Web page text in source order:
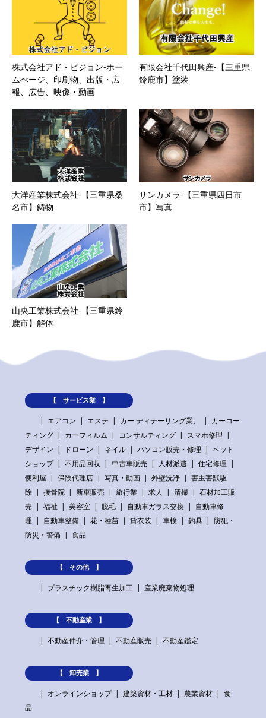
株式会社アド・ビジョン-ホー
ムぺージ、印刷物、出版・広
報、広告、映像・動画
有限会社千代田興産-【三重県
鈴鹿市】塗装
大洋産業株式会社-【三重県桑
名市】鋳物
サンカメラ-【三重県四日市
市】写真
山央工業株式会社-【三重県鈴
鹿市】解体
【 サービス業 】
エアコン エステ カー ディテーリング業、
カーコー
ティング
カーフィルム コンサルティング
スマホ修理
デザイン
ドローン ネイル パソコン販売・修理
ペット
ショップ
不用品回収 中古車販売 人材派遣
住宅修理
便利屋
保険代理店 写真・動画 外壁洗浄
害虫害獣駆
除
接骨院 新車販売 旅行業 求人 清掃
石材加工販
売
福祉 美容室 脱毛 自動車ガラス交換
自動車修
理
自動車整備 花・種苗 貸衣装 車検 釣具
防犯・
防災・警備
食品
【 その他 】
プラスチック樹脂再生加工 産業廃棄物処理
【 不動産業 】
不動産仲介・管理 不動産販売 不動産鑑定
【 卸売業 】
オンラインショップ 建築資材・工材 農業資材
食
品